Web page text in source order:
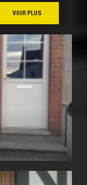
VOIR PLUS